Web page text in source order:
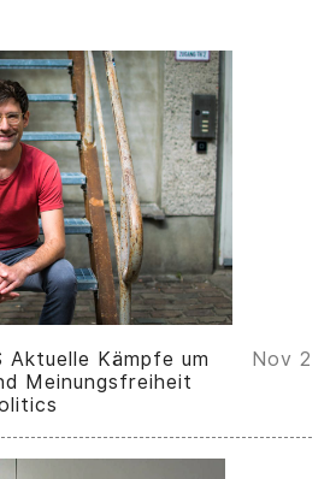
Aktuelle Kämpfe um
Meinungsfreiheit
Nov 2